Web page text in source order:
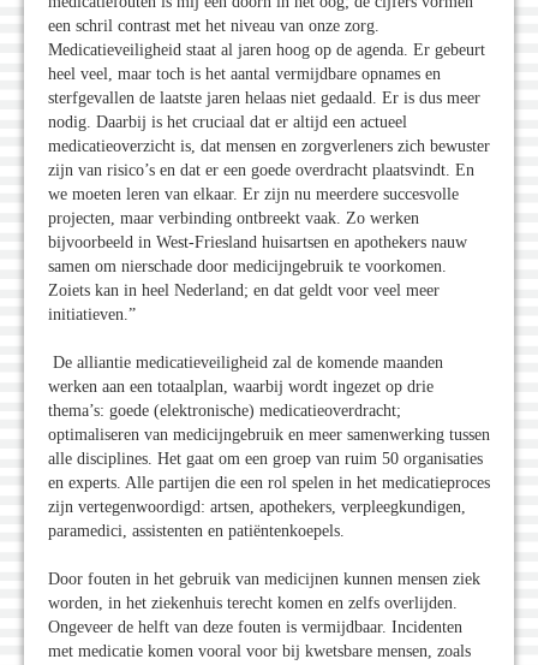
een schril contrast met het niveau van onze zorg.
Medicatieveiligheid staat al jaren hoog op de agenda. Er gebeurt
heel veel, maar toch is het aantal vermijdbare opnames en
sterfgevallen de laatste jaren helaas niet gedaald. Er is dus meer
nodig. Daarbij is het cruciaal dat er altijd een actueel
medicatieoverzicht is, dat mensen en zorgverleners zich bewuster
zijn van risico’s en dat er een goede overdracht plaatsvindt. En
we moeten leren van elkaar. Er zijn nu meerdere succesvolle
projecten, maar verbinding ontbreekt vaak. Zo werken
bijvoorbeeld in West-Friesland huisartsen en apothekers nauw
samen om nierschade door medicijngebruik te voorkomen.
Zoiets kan in heel Nederland; en dat geldt voor veel meer
initiatieven.”
De alliantie medicatieveiligheid zal de komende maanden
werken aan een totaalplan, waarbij wordt ingezet op drie
thema’s: goede (elektronische) medicatieoverdracht;
optimaliseren van medicijngebruik en meer samenwerking tussen
alle disciplines. Het gaat om een groep van ruim 50 organisaties
en experts. Alle partijen die een rol spelen in het medicatieproces
zijn vertegenwoordigd: artsen, apothekers, verpleegkundigen,
paramedici, assistenten en patiëntenkoepels.
Door fouten in het gebruik van medicijnen kunnen mensen ziek
worden, in het ziekenhuis terecht komen en zelfs overlijden.
Ongeveer de helft van deze fouten is vermijdbaar. Incidenten
met medicatie komen vooral voor bij kwetsbare mensen, zoals